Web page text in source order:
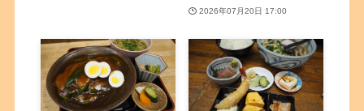
2026年07月20日 17:00